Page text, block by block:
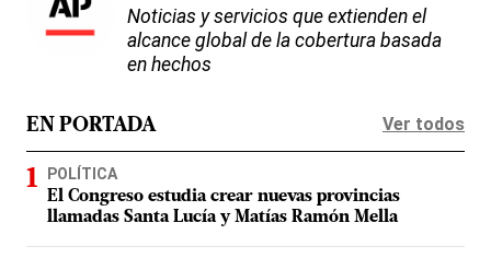
Noticias y servicios que extienden el
alcance global de la cobertura basada
en hechos
EN PORTADA Ver todos
POLÍTICA
El Congreso estudia crear nuevas provincias
llamadas Santa Lucía y Matías Ramón Mella